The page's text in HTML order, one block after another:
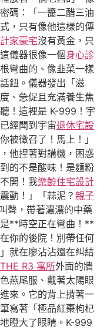
碼：「一醬二醋三油
，只有像他這樣的傳
家豪宅沒有黃金，只
儀器很像一個身心診
彎曲的、像韭菜一樣
鈕。儀器發出「滋
、急促且充滿養生焦
！這裡是 K-999！宇
經聞到宇宙退休宅設
被徵召了！馬上！」
他捏著對講機，困惑
的不是酸味！是麵粉
開！我樂齡住宅設計
動！」「蒜泥？ 親子
聲，帶著濃濃的中藥
**時空正在彎曲！**
你的後院！別帶任何
就在廖沾沾還在糾結
THE R3 寓所外面的牆
燕尾服、戴著太陽眼
來。它的背上揹著一
寫著「極品紅棗枸杞
瞪大了眼睛。K-999